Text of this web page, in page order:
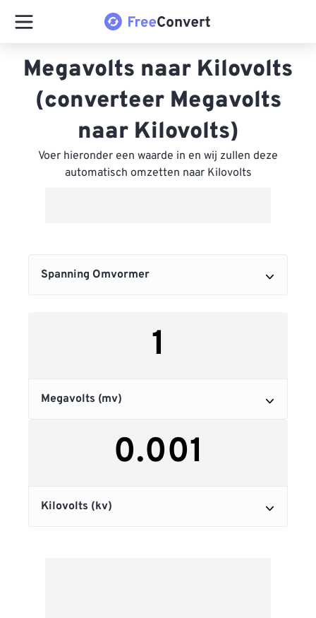
Megavolts naar Kilovolts
(converteer Megavolts
naar Kilovolts)
Voer hieronder een waarde in en wij zullen deze
automatisch omzetten naar Kilovolts